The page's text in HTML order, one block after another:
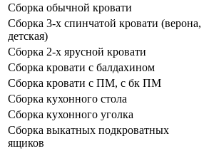
Сборка обычной кровати
Сборка 3-х спинчатой кровати (верона,
детская)
Сборка 2-х ярусной кровати
Сборка кровати с балдахином
Сборка кровати с ПМ, с бк ПМ
Сборка кухонного стола
Сборка кухонного уголка
Сборка выкатных подкроватных
ящиков